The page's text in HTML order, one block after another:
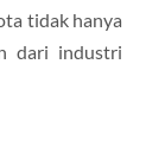
tidak hanya
dari industri